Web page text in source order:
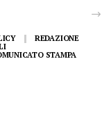
REDAZIONE
STAMPA